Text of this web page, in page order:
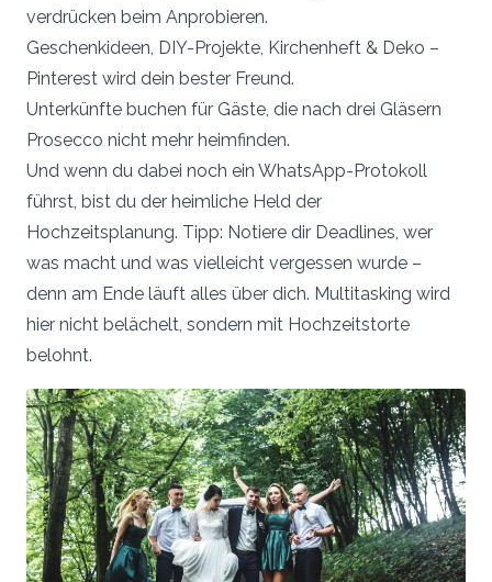
verdrücken beim Anprobieren.
Geschenkideen, DIY-Projekte, Kirchenheft & Deko –
Pinterest wird dein bester Freund.
Unterkünfte buchen für Gäste, die nach drei Gläsern
Prosecco nicht mehr heimfinden.
Und wenn du dabei noch ein WhatsApp-Protokoll
führst, bist du der heimliche Held der
Hochzeitsplanung. Tipp: Notiere dir Deadlines, wer
was macht und was vielleicht vergessen wurde –
denn am Ende läuft alles über dich. Multitasking wird
hier nicht belächelt, sondern mit Hochzeitstorte
belohnt.